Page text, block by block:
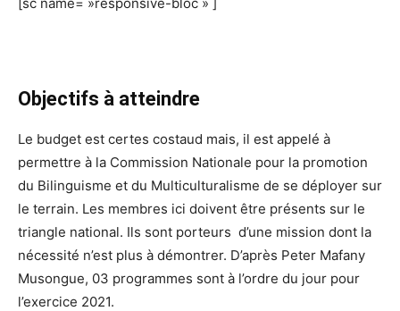
Objectifs à atteindre
Le budget est certes costaud mais, il est appelé à
permettre à la Commission Nationale pour la promotion
du Bilinguisme et du Multiculturalisme de se déployer sur
le terrain. Les membres ici doivent être présents sur le
triangle national. Ils sont porteurs d’une mission dont la
nécessité n’est plus à démontrer. D’après Peter Mafany
Musongue, 03 programmes sont à l’ordre du jour pour
l’exercice 2021.